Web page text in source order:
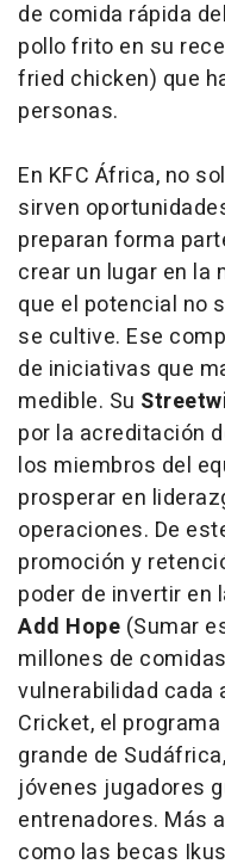
de comida rápida
pollo frito en su
fried chicken) que
personas.
En KFC África, no
sirven
preparan forma
crear un lugar en la
que el potencial no
se cultive. Ese
de iniciativas que
medible. Su
por la acreditación
los miembros del
prosperar en
operaciones. De
promoción y
poder de invertir en
Add Hope (Sumar
millones de
vulnerabilidad cada
Cricket, el
grande de
jóvenes jugadores
entrenadores. Más
como las becas